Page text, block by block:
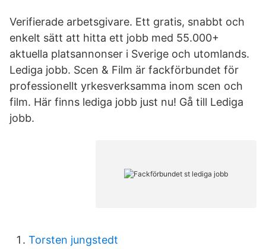
Verifierade arbetsgivare. Ett gratis, snabbt och
enkelt sätt att hitta ett jobb med 55.000+
aktuella platsannonser i Sverige och utomlands.
Lediga jobb. Scen & Film är fackförbundet för
professionellt yrkesverksamma inom scen och
film. Här finns lediga jobb just nu! Gå till Lediga
jobb.
Torsten jungstedt